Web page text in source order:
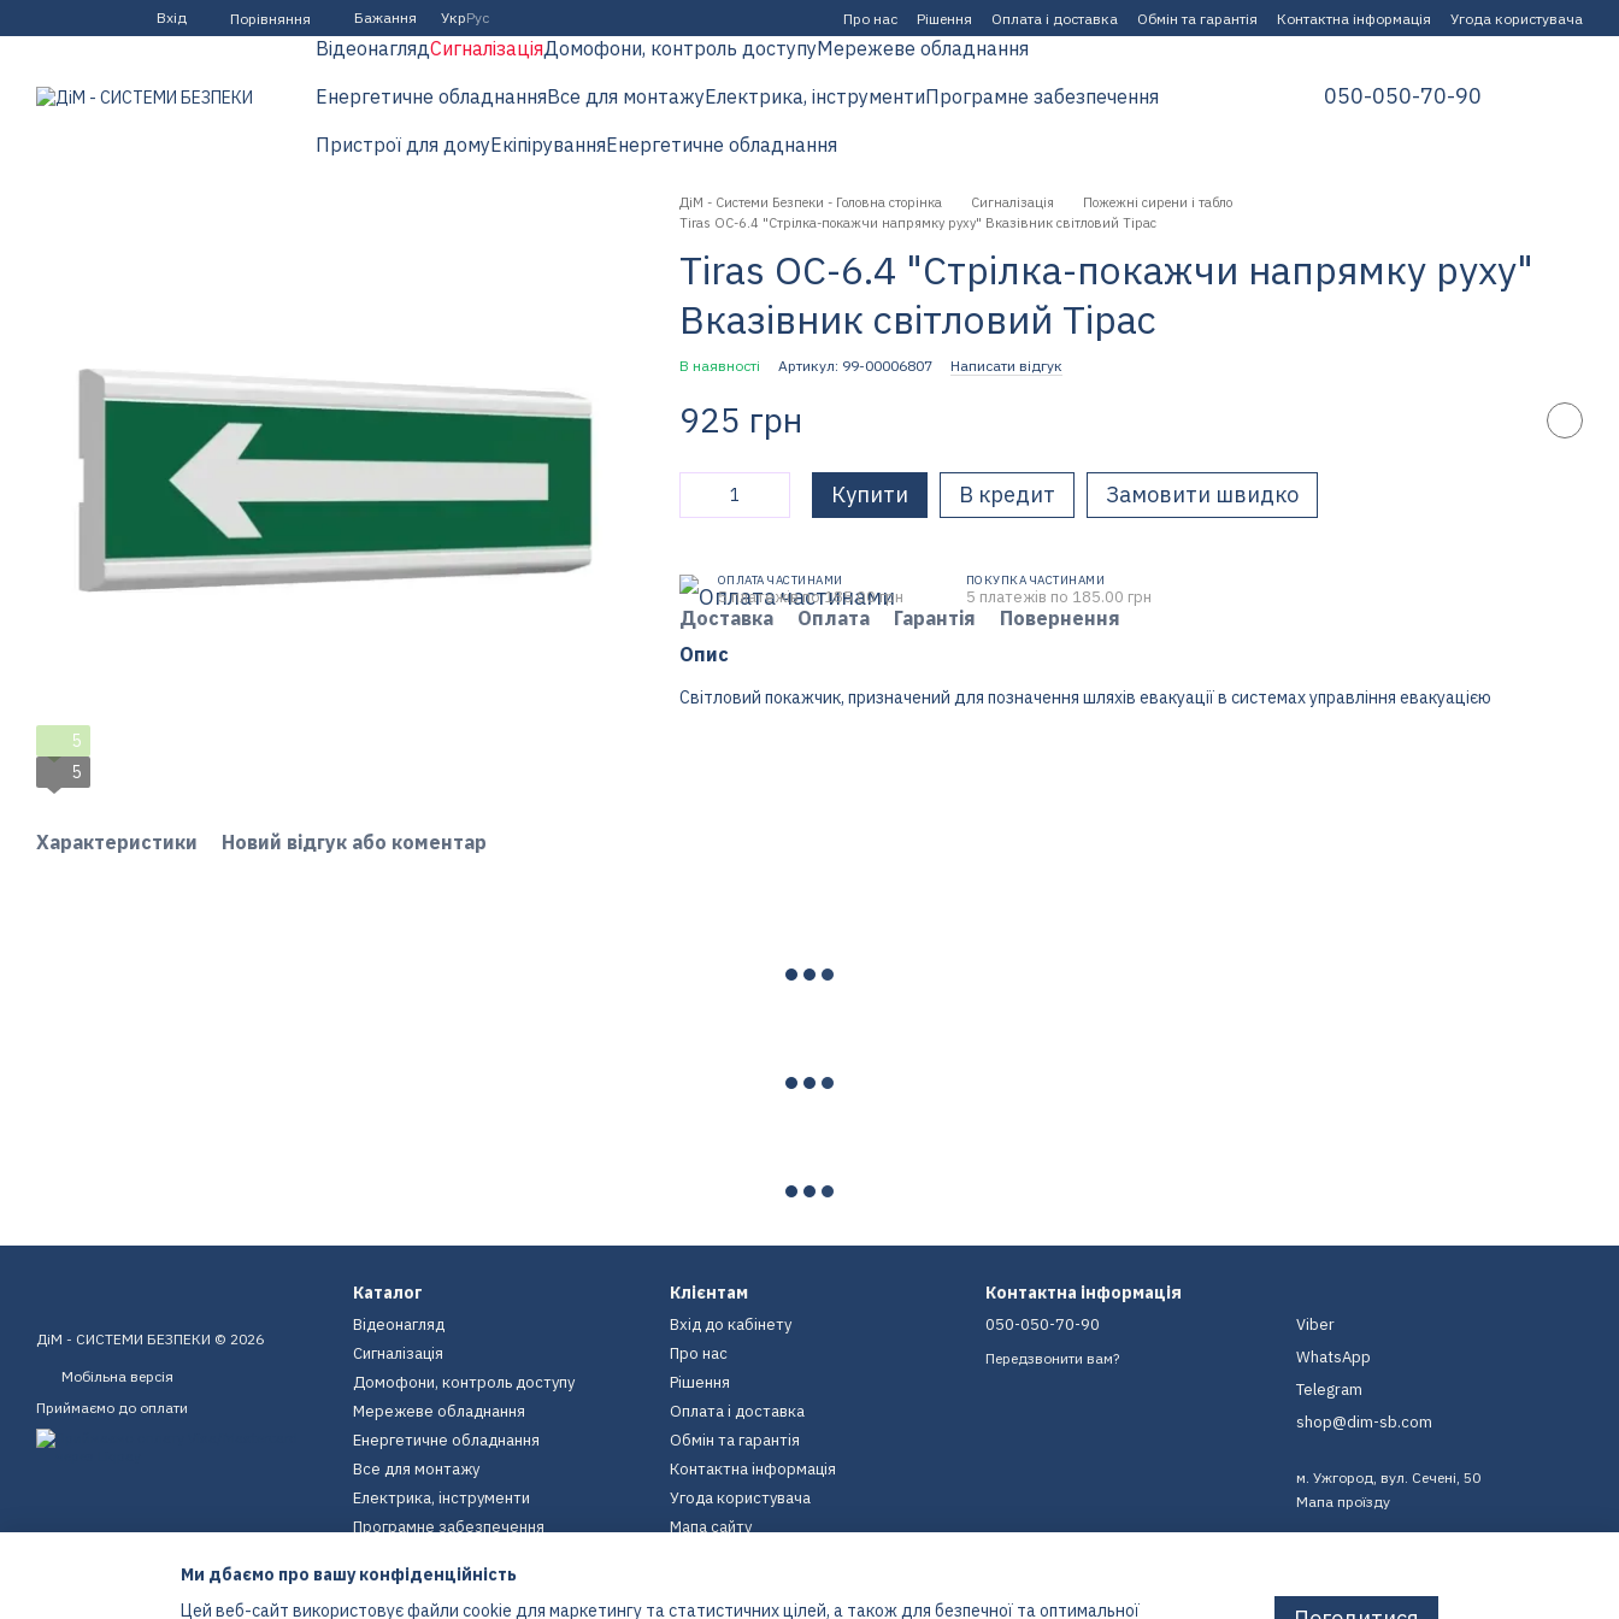
Перейти до основного контенту
Вхід Порівняння Бажання УкрРус Про нас Рішення Оплата і доставка Обмін та гарантія Контактна інформація Угода користувача
ВідеонаглядСигналізаціяДомофони, контроль доступуМережеве обладнання
Енергетичне обладнанняВсе для монтажуЕлектрика, інструментиПрограмне забезпечення
Пристрої для домуЕкіпіруванняЕнергетичне обладнання
050-050-70-90
5
5
Характеристики Новий відгук або коментар
ДіМ - Системи Безпеки - Головна сторінка Сигналізація
Пожежні сирени і табло
Tiras ОС-6.4 "Стрілка-покажчи напрямку руху" Вказівник світловий Тірас
Tiras ОС-6.4 "Стрілка-покажчи напрямку руху"
Вказівник світловий Тірас
В наявності Артикул: 99-00006807 Написати відгук
925 грн
Купити В кредит Замовити швидко
ОПЛАТА ЧАСТИНАМИ
5 платежів по 185.00 грн
ПОКУПКА ЧАСТИНАМИ
5 платежів по 185.00 грн
Доставка Оплата Гарантія
Повернення
Опис
Світловий покажчик, призначений для позначення шляхів евакуації в системах управління евакуацією
ДіМ - СИСТЕМИ БЕЗПЕКИ © 2026
Мобільна версія
Приймаємо до оплати
Каталог
Відеонагляд
Сигналізація
Домофони, контроль доступу
Мережеве обладнання
Енергетичне обладнання
Все для монтажу
Електрика, інструменти
Програмне забезпечення
Екіпірування
Енергетичне обладнання
Клієнтам
Вхід до кабінету
Про нас
Рішення
Оплата і доставка
Обмін та гарантія
Контактна інформація
Угода користувача
Мапа сайту
Контактна інформація
050-050-70-90
Передзвонити вам?
Viber
WhatsApp
Telegram
shop@dim-sb.com
м. Ужгород, вул. Сечені, 50
Мапа проїзду
Ми дбаємо про вашу конфіденційність
Цей веб-сайт використовує файли cookie для маркетингу та статистичних цілей, а також для безпечної та оптимальної